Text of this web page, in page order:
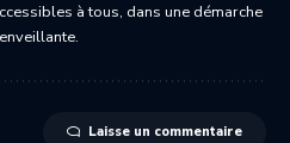
à tous, dans une démarche
Laisse un commentaire